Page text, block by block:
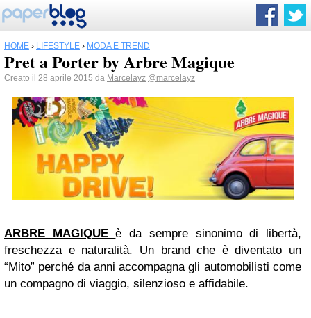
HOME › LIFESTYLE › MODA E TREND
Pret a Porter by Arbre Magique
Creato il 28 aprile 2015 da Marcelayz @marcelayz
ARBRE MAGIQUE è da sempre sinonimo di libertà,
freschezza e naturalità. Un brand che è diventato un
“Mito” perché da anni accompagna gli automobilisti come
un compagno di viaggio, silenzioso e affidabile.